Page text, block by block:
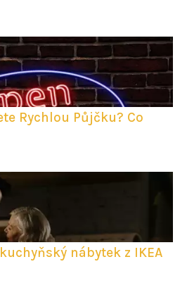
Rychlou Půjčku? Co
nábytek z IKEA